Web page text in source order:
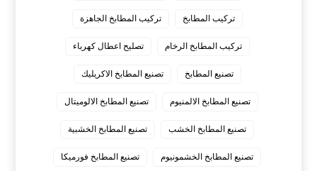
تركيب المطابخ تركيب المطابخ الجاهزة
تركيب المطابخ الرخام تصليح اعطال كهرباء
تصنيع المطابخ تصنيع المطابخ الاكريليك
تصنيع المطابخ الالمنيوم تصنيع المطابخ الالوميتال
تصنيع المطابخ الخشب تصنيع المطابخ الخشبية
تصنيع المطابخ الخشمونيوم تصنيع المطابخ فورميكا